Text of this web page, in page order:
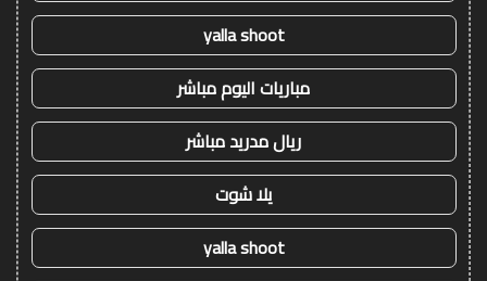
yalla shoot
مباريات اليوم مباشر
ريال مدريد مباشر
يلا شوت
yalla shoot